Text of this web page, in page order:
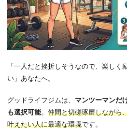
「一人だと挫折しそうなので、楽しく
い」あなたへ。
グッドライフジムは、 マンツーマンだ
も選択可能。 仲間と切磋琢磨しながら
叶えたい人に最適な環境です。